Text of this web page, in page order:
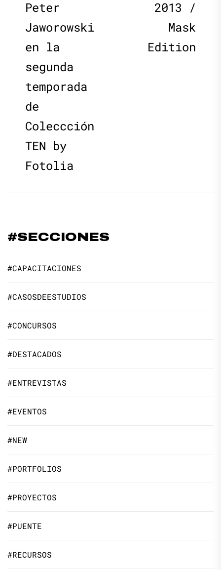
de
entradas
post:
Peter
Jaworowski
en la
segunda
temporada
de
Coleccción
TEN by
Fotolia
2013 /
Mask
Edition
#SECCIONES
#CAPACITACIONES
#CASOSDEESTUDIOS
#CONCURSOS
#DESTACADOS
#ENTREVISTAS
#EVENTOS
#NEW
#PORTFOLIOS
#PROYECTOS
#PUENTE
#RECURSOS